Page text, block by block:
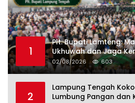
1
Plt. Bupati Lamteng:
Ukhuwah dan Jaga
02/08/2026 603
2
Lampung Tengah
Lumbung Pangan dan